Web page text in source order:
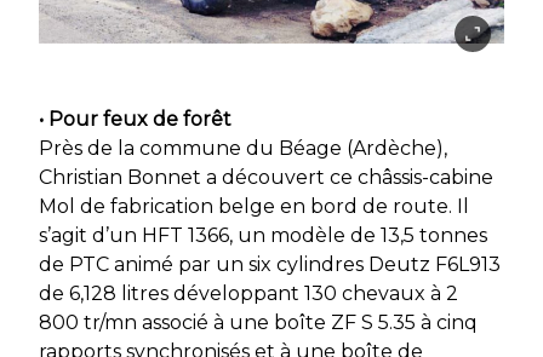
• Pour feux de forêt
Près de la commune du Béage (Ardèche),
Christian Bonnet a découvert ce châssis-cabine
Mol de fabrication belge en bord de route. Il
s’agit d’un HFT 1366, un modèle de 13,5 tonnes
de PTC animé par un six cylindres Deutz F6L913
de 6,128 litres développant 130 chevaux à 2
800 tr/mn associé à une boîte ZF S 5.35 à cinq
rapports synchronisés et à une boîte de